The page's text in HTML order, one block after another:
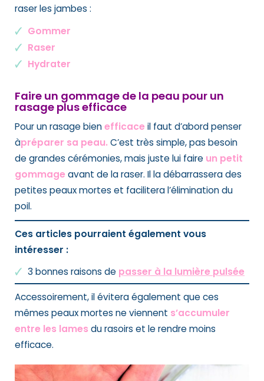
raser les jambes :
Gommer
Raser
Hydrater
Faire un gommage de la peau pour un
rasage plus efficace
Pour un rasage bienefficace il faut d’abord penser
àpréparer sa peau. C’est très simple, pas besoin
de grandes cérémonies, mais juste lui faire un petit
gommage avant de la raser. Il la débarrassera des
petites peaux mortes et facilitera l’élimination du
poil.
Ces articles pourraient également vous
intéresser :
3 bonnes raisons de passer à la lumière pulsée
Accessoirement, il évitera également que ces
mêmes peaux mortes ne viennent s’accumuler
entre les lames du rasoirs et le rendre moins
efficace.